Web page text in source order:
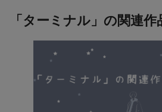
「ターミナル」の関連